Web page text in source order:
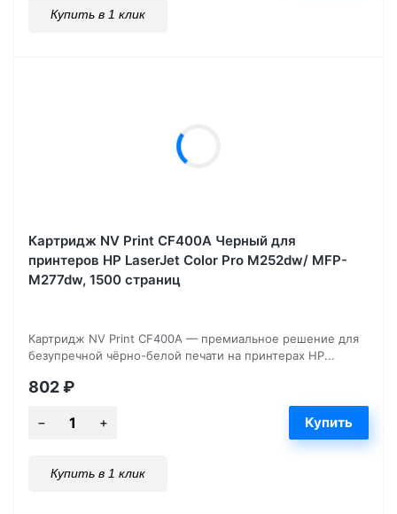
Купить в 1 клик
Картридж NV Print CF400A Черный для
принтеров HP LaserJet Color Pro M252dw/ MFP-
M277dw, 1500 страниц
Картридж NV Print CF400A — премиальное решение для
безупречной чёрно-белой печати на принтерах HP...
802₽
Купить в 1 клик